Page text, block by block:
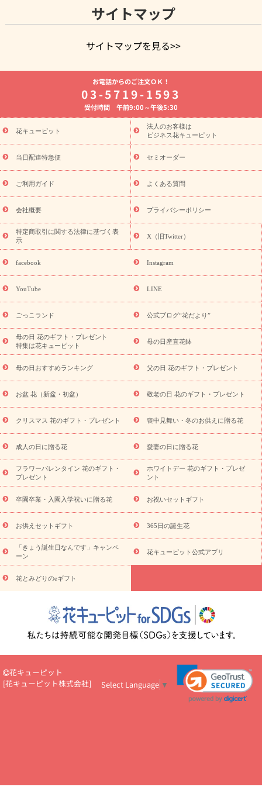
サイトマップ
サイトマップを見る>>
よく贈られる花
お祝いの花特集
誕生日フラワーギフト特集
8月の誕生花(トルコキキョウ)
開店・開業祝い
お供え・お悔やみ お供え・お悔やみの花
通夜・葬儀に贈る花 胡蝶蘭・花鉢
ーブドフラワー
季節のイベント
ひまわり ギフト・プレゼント
特集
お盆 花（新盆・初盆） 季節のイベント
お盆 花（新
盆・初盆）
お盆 花（新盆・初盆）
お盆・お供え 花とセットギ
フト
お盆・お供え プリザーブドフラワー
ひまわり ギフト・プ
レゼント特集
夏の花贈り・お中元・暑中見舞い 花のギフト特集
敬老の日におくる花ギフト・プレゼント特集
花ギフト・プレゼント特集
敬老の日 花のおすすめランキング
敬
老の日 花鉢植えのギフト・プレゼント特集
敬老の日 花とセットギ
フト・プレゼント特集
敬老の日の花 全てのギフト一覧
キャン
ペーン
「きょう誕生日なんです」キャンペーン
探す
誕生日フラワーギフト 誕生日フラワーギフト特集
誕生
日フラワーギフト商品一覧
ユリ トルコキキョウ
誕生花(トルコキキョウ)
9月の誕生花(リンドウ)
誕生日セット
ギフト
「きょう誕生日なんです」キャンペーン
用途から探す お祝いの花特集 当日配達特急便
お祝い商品
一覧
お祝い 新築・引っ越し祝い
結婚記念日
結婚祝い 出産祝い 退院祝い・快気祝い
還暦
祝い・長寿祝い
プチギフト ペットのお祝いフラワー
元・暑中見舞い
敬老の日
お供え
お供え・お悔やみ商品一覧 お供え・お悔やみの花
十九日法要以降に贈る花
通夜・葬儀に贈る花
お供え お花とセッ
お盆（新盆・初盆）
お祝い返し お見舞い
お取り
プリザーブドフラワー
スタイルから探す
アレンジメント
蘭・花鉢
ミディ胡蝶蘭・お祝い ミディ胡蝶蘭・お供え
の青色胡蝶蘭
観葉植物 観葉植物 産直多肉植物
プリザーブ
ドフラワー
お祝い お供え・お悔やみ 花とセットギフト
ミオーダー
プチギフト（hanamore -ハナモア-）
花とみどりの
eギフト
花キューピットのeGfit カラー ピンク
レンジ
レッド お花の種類 バラ ユリ トルコキキョウ
予
算から探す
お祝い お祝い・3000円～ お祝い・
お祝い・5000円～ お祝い・7000円～ お祝い・10000円～
お供え・お悔やみ
お供え・お悔やみ・3000円～
お供え・お
悔やみ・5000円～ お供え・お悔やみ・7000円～
お供え・お悔
やみ・10000円～
365日の誕生花カレンダー
開店・開業祝
お祝いを贈るときのマナー・
花キューピットのお祝いコラム一覧
誕生日のお花を「色
彩心理学」で選ぶ方法
結婚祝いの予算相場
出産祝いお役立ち情
転職祝いのマナー基礎知識
ペットのお祝いワンポイントアド
バイス
スタンド花（フラスタ）のマナー
お見舞いのマナーとル
お祝い花のマナー総まとめ
場上司や先輩へ贈るお祝い花の正解は？
開店祝いの花 選び方ガイ
ド（早見表あり）
花キューピットのお供え・
プロ直伝10のテクニック
花美人5人の「花のある暮らし」
美
お電話からのご注文ＯＫ！
03-5719-1593
受付時間 午前9:00～午後5:30
花キューピット
法人のお客様は
ビジネス花キューピット
当日配達特急便 セミオーダー
ご利用ガイド よくある質問
会社概要 プライバシーポリシー
特定商取引に関する法律に基づく表
示
X（旧Twitter）
facebook Instagram
YouTube LINE
ごっこランド 公式ブログ“花だより”
母の日 花のギフト・プレゼント
特集は花キューピット
母の日産直花鉢
母の日おすすめランキング 父の日 花のギフト・プレゼント
お盆 花（新盆・初盆） 敬老の日 花のギフト・プレゼント
クリスマス 花のギフト・プレゼント 喪中見舞い・冬のお供えに贈る花
成人の日に贈る花 愛妻の日に贈る花
フラワーバレンタイン 花のギフト・
プレゼント
ホワイトデー 花のギフト・プレゼ
ント
卒園卒業・入園入学祝いに贈る花 お祝いセットギフト
お供えセットギフト 365日の誕生花
「きょう誕生日なんです」キャンペ
ーン
花キューピット公式アプリ
花とみどりのeギフト
花キューピット
[花キューピット株式会社] Select Language ▼